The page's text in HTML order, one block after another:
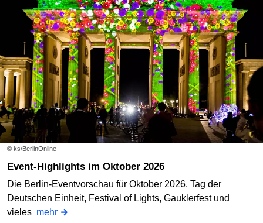
© ks/BerlinOnline
Event-Highlights im Oktober 2026
Die Berlin-Eventvorschau für Oktober 2026. Tag der
Deutschen Einheit, Festival of Lights, Gauklerfest und
vieles mehr